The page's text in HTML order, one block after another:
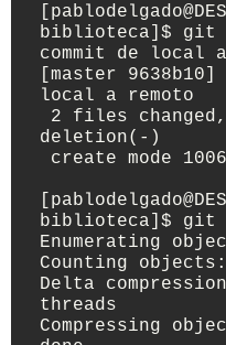
biblioteca]$ git
commit de local
[master
local a remoto
deletion(-)
biblioteca]$ git
Enumerating
Counting
Delta
threads
Compressing